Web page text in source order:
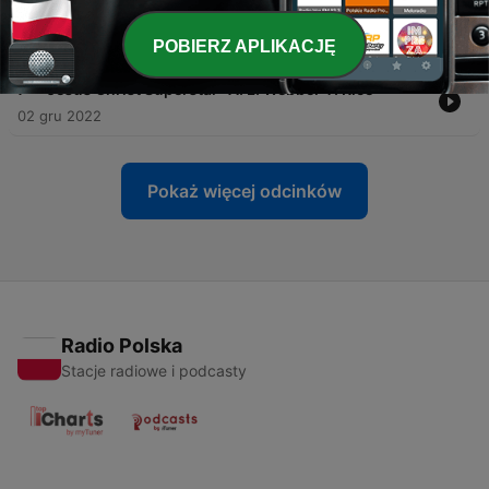
dwadzieścia miał mój dziad" C. Zeller, M. West, L.
Held
10 gru 2022
7 - "Jesus Christ Superstar" A. L. Webber T. Rice
02 gru 2022
Pokaż więcej odcinków
Radio Polska
Stacje radiowe i podcasty
POBIERZ APLIKACJĘ